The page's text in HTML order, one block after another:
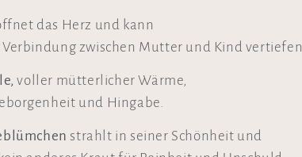
das Herz und kann
zwischen Mutter und Kind vertiefen.
voller mütterlicher Wärme,
und Hingabe.
strahlt in seiner Schönheit und